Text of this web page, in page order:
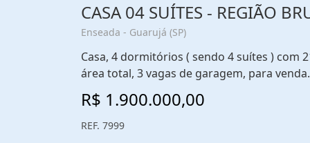
CASA 04 SUÍTES - REGIÃO
Enseada - Guarujá (SP)
Casa, 4 dormitórios ( sendo 4 suítes ) com
área total, 3 vagas de garagem, para
R$ 1.900.000,00
REF. 7999